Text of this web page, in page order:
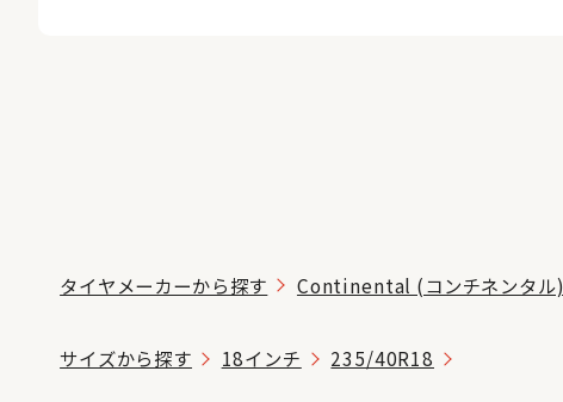
タイヤメーカーから探す Continental (コンチネンタル)
サイズから探す 18インチ 235/40R18